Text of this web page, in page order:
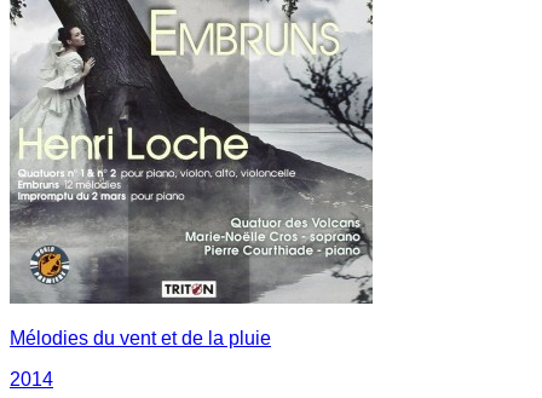
Mélodies du vent et de la pluie
2014